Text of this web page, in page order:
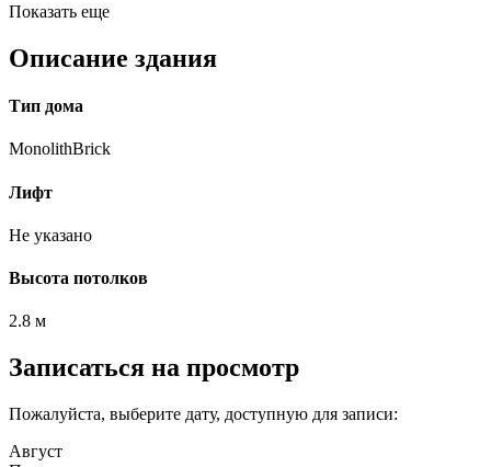
Показать еще
Описание здания
Тип дома
MonolithBrick
Лифт
Не указано
Высота потолков
2.8 м
Записаться на просмотр
Пожалуйста, выберите дату, доступную для записи:
Август